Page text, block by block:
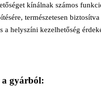
kínálnak számos
természetesen
helyszíni kezelhetőség
a gyárból: